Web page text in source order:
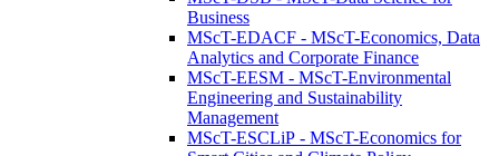
Business
MScT-EDACF - MScT-Economics, Data
Analytics and Corporate Finance
MScT-EESM - MScT-Environmental
Engineering and Sustainability
Management
MScT-ESCLiP - MScT-Economics for